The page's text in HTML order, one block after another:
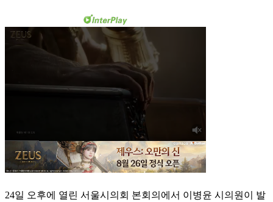
24일 오후에 열린 서울시의회 본회의에서 이병윤 시의원이 발